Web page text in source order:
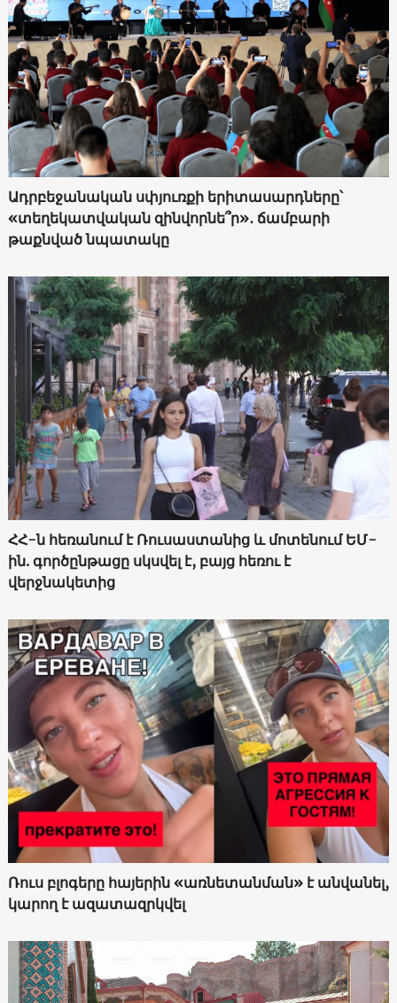
Ադրբեջանական սփյուռքի երիտասարդները՝
«տեղեկատվական զինվորնե՞ր»․ ճամբարի
թաքնված նպատակը
ՀՀ-ն հեռանում է Ռուսաստանից և մոտենում ԵՄ-
ին. գործընթացը սկսվել է, բայց հեռու է
վերջնակետից
Ռուս բլոգերը հայերին «առնետանման» է անվանել,
կարող է ազատազրկվել